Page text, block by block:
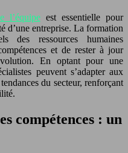
l’équipeest essentielle pour
d’une entreprise. La formation
des ressources humaines
et de rester à jour
En optant pour une
peuvent s’adapter aux
du secteur, renforçant
compétences : un